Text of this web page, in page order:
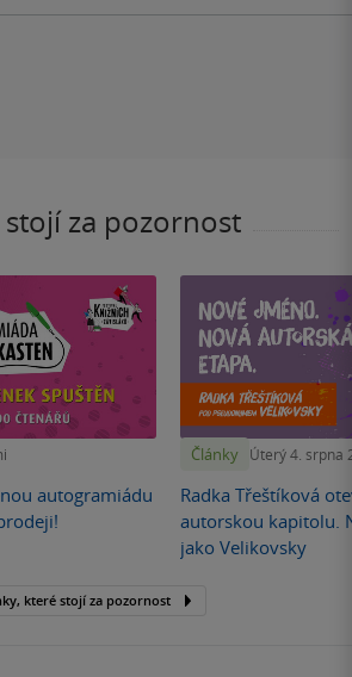
stojí za pozornost
autogramiádu
Články Úterý 4. srpna
Radka Třeštíková
autorskou kapitolu.
jako Velikovsky
které stojí za pozornost